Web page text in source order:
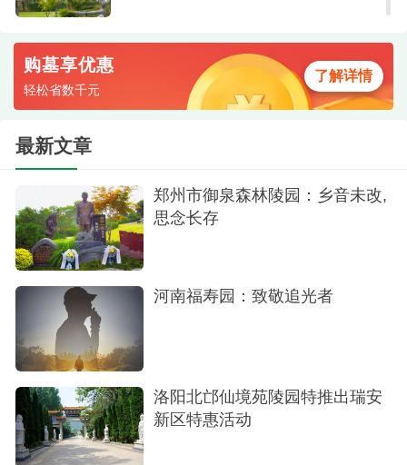
购墓享优惠
轻松省数千元
了解详情
最新文章
郑州市御泉森林陵园：乡音未改,
思念长存
河南福寿园：致敬追光者
洛阳北邙仙境苑陵园特推出瑞安
新区特惠活动